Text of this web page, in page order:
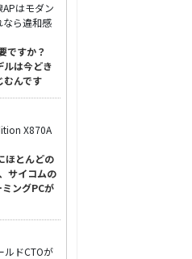
はモダン
ら違和感
ですか？
ルは今どき
むんです
X870A
ほとんどの
サイコムの
ングPCが
ルドCTOが